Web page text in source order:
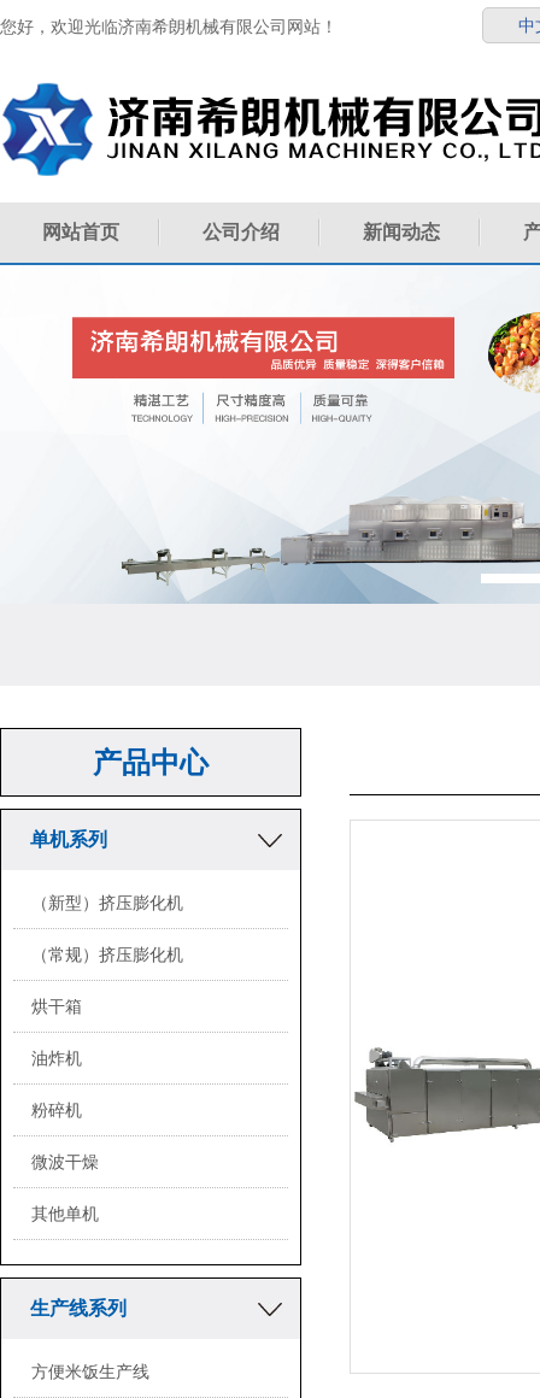
您好，欢迎光临济南希朗机械有限公司网站！ 中
网站首页 公司介绍 新闻动态
产品中心
单机系列
（新型）挤压膨化机
（常规）挤压膨化机
烘干箱
油炸机
粉碎机
微波干燥
其他单机
生产线系列
方便米饭生产线